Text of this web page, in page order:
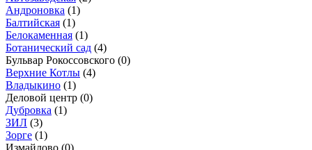
Андроновка (1)
Балтийская (1)
Белокаменная (1)
Ботанический сад (4)
Бульвар Рокоссовского (0)
Верхние Котлы (4)
Владыкино (1)
Деловой центр (0)
Дубровка (1)
ЗИЛ (3)
Зорге (1)
Измайлово (0)